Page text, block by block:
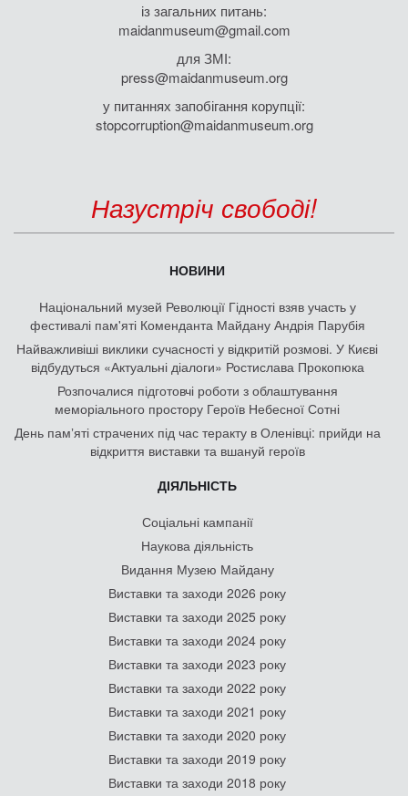
із загальних питань:
maidanmuseum@gmail.com
для ЗМІ:
press@maidanmuseum.org
у питаннях запобігання корупції:
stopcorruption@maidanmuseum.org
Назустріч свободі!
НОВИНИ
Національний музей Революції Гідності взяв участь у
фестивалі пам'яті Коменданта Майдану Андрія Парубія
Найважливіші виклики сучасності у відкритій розмові. У Києві
відбудуться «Актуальні діалоги» Ростислава Прокопюка
Розпочалися підготовчі роботи з облаштування
меморіального простору Героїв Небесної Сотні
День памʼяті страчених під час теракту в Оленівці: прийди на
відкриття виставки та вшануй героїв
ДІЯЛЬНІСТЬ
Соціальні кампанії
Наукова діяльність
Видання Музею Майдану
Виставки та заходи 2026 року
Виставки та заходи 2025 року
Виставки та заходи 2024 року
Виставки та заходи 2023 року
Виставки та заходи 2022 року
Виставки та заходи 2021 року
Виставки та заходи 2020 року
Виставки та заходи 2019 року
Виставки та заходи 2018 року